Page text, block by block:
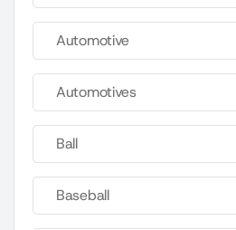
Automotive
Automotives
Ball
Baseball